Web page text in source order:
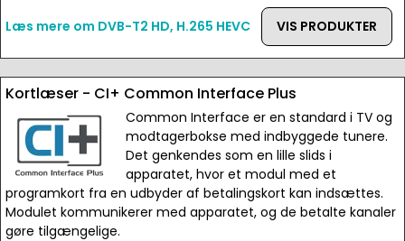
Læs mere om DVB-T2 HD, H.265 HEVC
VIS PRODUKTER
Kortlæser - CI+ Common Interface Plus
Common Interface er en standard i TV og
modtagerbokse med indbyggede tunere.
Det genkendes som en lille slids i
apparatet, hvor et modul med et
programkort fra en udbyder af betalingskort kan indsættes.
Modulet kommunikerer med apparatet, og de betalte kanaler
gøre tilgængelige.